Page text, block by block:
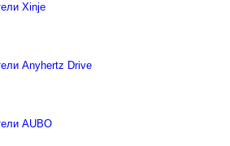
Xinje
Anyhertz Drive
AUBO